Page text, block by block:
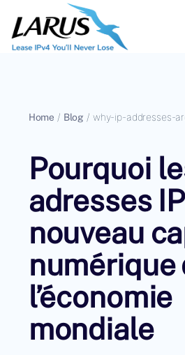
Home / Blog / why-ip-addresses-
Pourquoi
adresses
nouveau
numérique
l’économie
mondiale